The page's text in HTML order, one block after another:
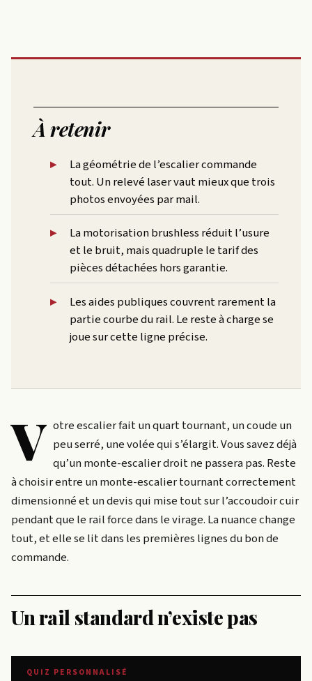
À retenir
La géométrie de l’escalier commande
tout. Un relevé laser vaut mieux que trois
photos envoyées par mail.
La motorisation brushless réduit l’usure
et le bruit, mais quadruple le tarif des
pièces détachées hors garantie.
Les aides publiques couvrent rarement la
partie courbe du rail. Le reste à charge se
joue sur cette ligne précise.
V otre escalier fait un quart tournant, un coude un
peu serré, une volée qui s’élargit. Vous savez déjà
qu’un monte-escalier droit ne passera pas. Reste
à choisir entre un monte-escalier tournant correctement
dimensionné et un devis qui mise tout sur l’accoudoir cuir
pendant que le rail force dans le virage. La nuance change
tout, et elle se lit dans les premières lignes du bon de
commande.
Un rail standard n’existe pas
QUIZ PERSONNALISÉ